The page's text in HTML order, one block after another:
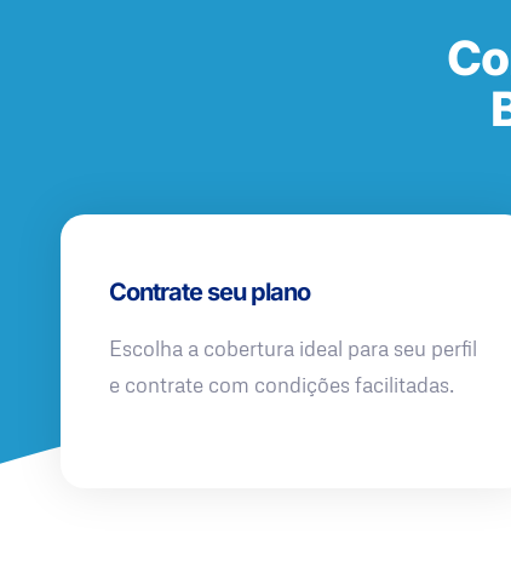
Contrate seu plano
Escolha a cobertura ideal para seu perfil
e contrate com condições facilitadas.